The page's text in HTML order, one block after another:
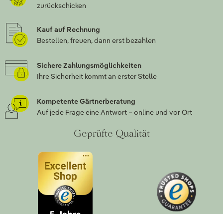
zurückschicken
Kauf auf Rechnung
Bestellen, freuen, dann erst bezahlen
Sichere Zahlungsmöglichkeiten
Ihre Sicherheit kommt an erster Stelle
Kompetente Gärtnerberatung
Auf jede Frage eine Antwort – online und vor Ort
Geprüfte Qualität